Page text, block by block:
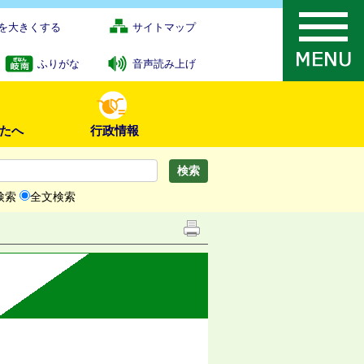
大きくする サイトマップ
ふりがな 音声読み上げ
へ 行政情報
索 全文検索